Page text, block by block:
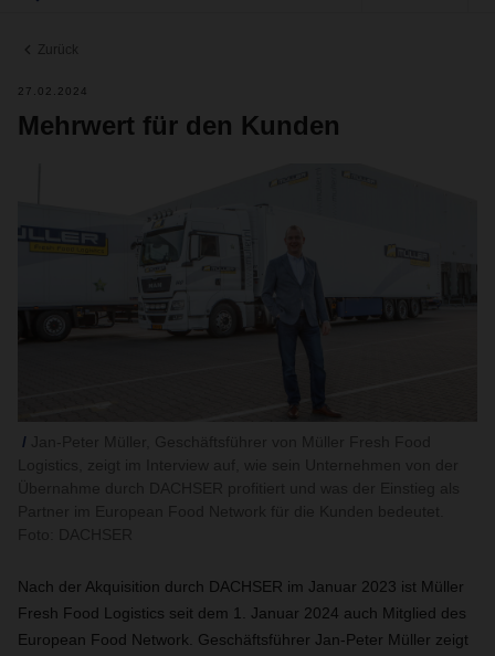
Zurück
27.02.2024
Mehrwert für den Kunden
Nach der Akquisition durch DACHSER im Januar 2023 ist Müller
Fresh Food Logistics seit dem 1. Januar 2024 auch Mitglied des
European Food Network. Geschäftsführer Jan-Peter Müller zeigt